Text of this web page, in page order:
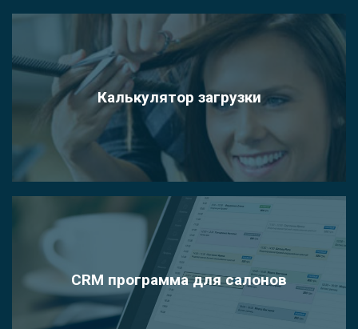
Калькулятор загрузки
CRM программа для салонов